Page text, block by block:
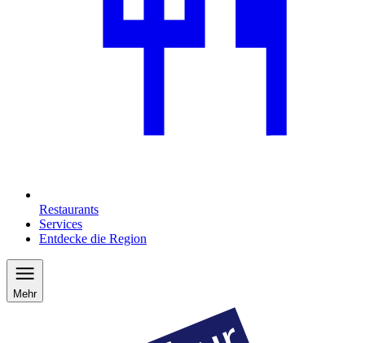
Restaurants
Services
Entdecke die Region
Mehr